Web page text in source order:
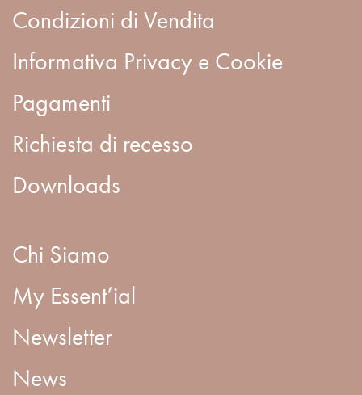
Condizioni di Vendita
Informativa Privacy e Cookie
Pagamenti
Richiesta di recesso
Downloads
Chi Siamo
My Essent’ial
Newsletter
News